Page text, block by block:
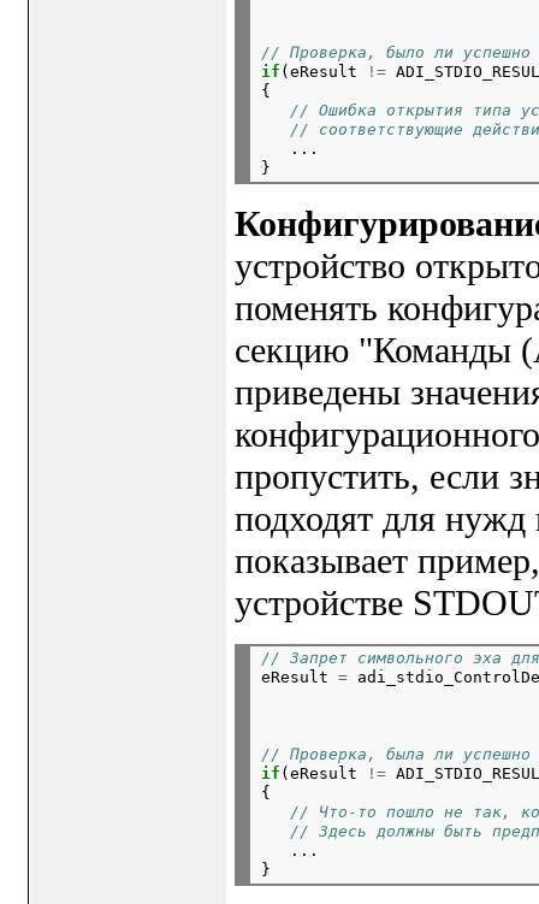
// Проверка, было ли успешно
if (eResult !=
{
// Ошибка открытия типа
// соответствующие
   ...
устройство
поменять
секцию "Команды
приведены
пропустить, если
подходят для
показывает
устройстве
// Запрет символьного эха
eResult =
// Проверка, была ли успешно
if (eResult !=
{
// Что-то пошло не так,
// Здесь должны быть
   ...